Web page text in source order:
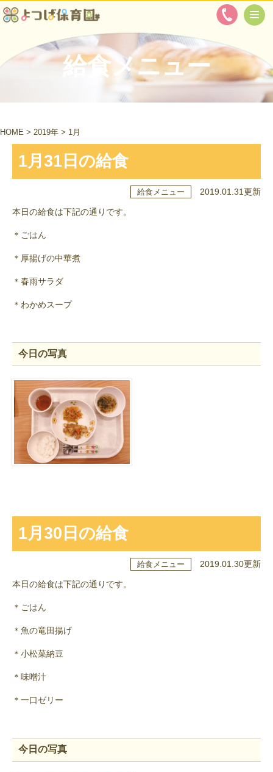
給食メニュー
HOME > 2019年 > 1月
1月31日の給食
給食メニュー 2019.01.31更新
本日の給食は下記の通りです。
＊ごはん
＊厚揚げの中華煮
＊春雨サラダ
＊わかめスープ
今日の写真
1月30日の給食
給食メニュー 2019.01.30更新
本日の給食は下記の通りです。
＊ごはん
＊魚の竜田揚げ
＊小松菜納豆
＊味噌汁
＊一口ゼリー
今日の写真